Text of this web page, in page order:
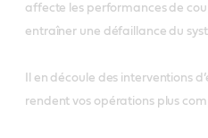
affecte les performances de
entraîner une défaillance du
Il en découle des interventions
rendent vos opérations plus